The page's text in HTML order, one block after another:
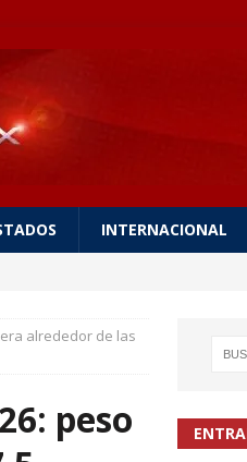
INTERNACIONAL
alrededor de las
peso